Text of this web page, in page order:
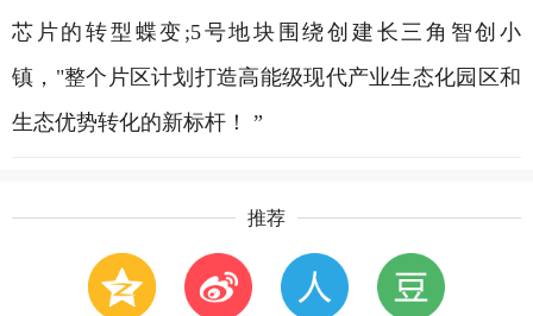
芯片的转型蝶变;5号地块围绕创建长三角智创小
镇，"整个片区计划打造高能级现代产业生态化园区和
生态优势转化的新标杆！ ”
推荐